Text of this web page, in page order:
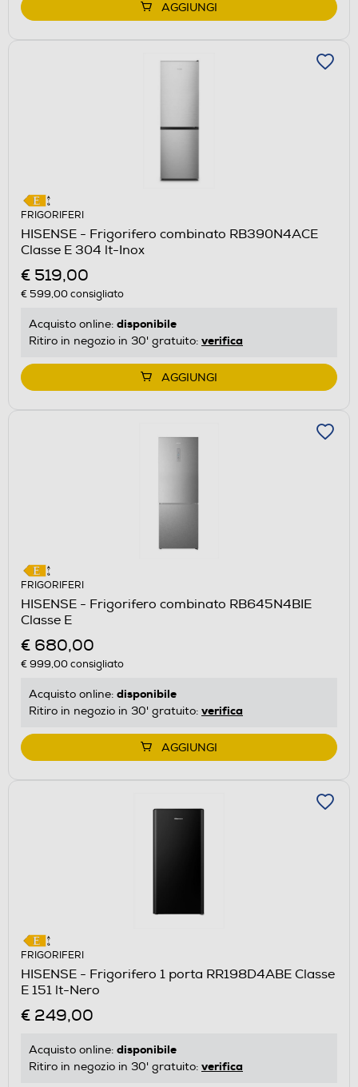
AGGIUNGI
FRIGORIFERI
HISENSE - Frigorifero combinato RB390N4ACE
Classe E 304 lt-Inox
€ 519,00
€ 599,00consigliato
Acquisto online: disponibile
Ritiro in negozio in 30' gratuito: verifica
AGGIUNGI
FRIGORIFERI
HISENSE - Frigorifero combinato RB645N4BIE
Classe E
€ 680,00
€ 999,00consigliato
Acquisto online: disponibile
Ritiro in negozio in 30' gratuito: verifica
AGGIUNGI
FRIGORIFERI
HISENSE - Frigorifero 1 porta RR198D4ABE Classe
E 151 lt-Nero
€ 249,00
Acquisto online: disponibile
Ritiro in negozio in 30' gratuito: verifica